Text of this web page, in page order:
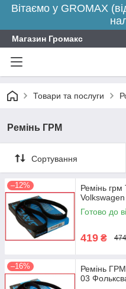
Вітаємо у GROMAX
Магазин Громакс
Товари та послуги
Ремінь ГРМ
Сортування
–12%
Ремінь
Volkswagen
Готово до
419 ₴
–16%
Ремінь
03